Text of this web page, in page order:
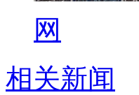
网
相关新闻